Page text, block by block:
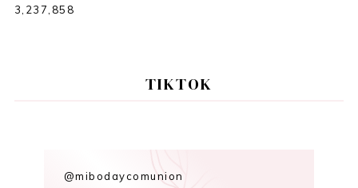
3,237,858
TIKTOK
@mibodaycomunion